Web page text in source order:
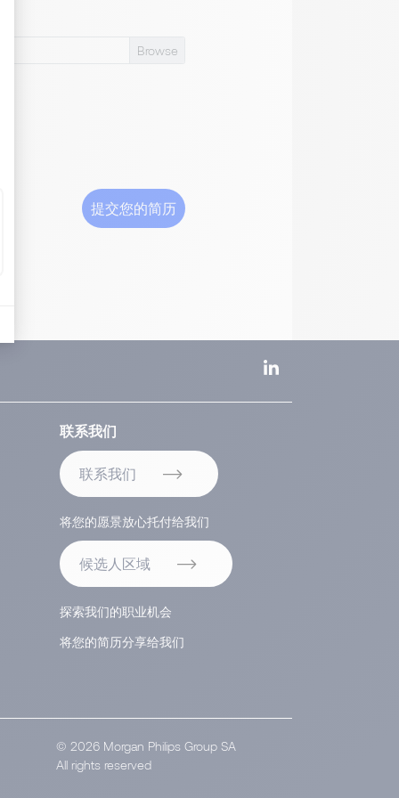
联系我们
联系我们
将您的愿景放心托付给我们
候选人区域
探索我们的职业机会
将您的简历分享给我们
© 2026 Morgan Philips Group SA
All rights reserved